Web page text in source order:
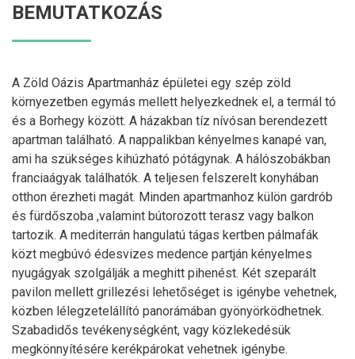
BEMUTATKOZÁS
A Zöld Oázis Apartmanház épületei egy szép zöld
környezetben egymás mellett helyezkednek el, a termál tó
és a Borhegy között. A házakban tíz nívósan berendezett
apartman található. A nappalikban kényelmes kanapé van,
ami ha szükséges kihúzható pótágynak. A hálószobákban
franciaágyak találhatók. A teljesen felszerelt konyhában
otthon érezheti magát. Minden apartmanhoz külön gardrób
és fürdőszoba ,valamint bútorozott terasz vagy balkon
tartozik. A mediterrán hangulatú tágas kertben pálmafák
közt megbúvó édesvizes medence partján kényelmes
nyugágyak szolgálják a meghitt pihenést. Két szeparált
pavilon mellett grillezési lehetőséget is igénybe vehetnek,
közben lélegzetelállító panorámában gyönyörködhetnek.
Szabadidős tevékenységként, vagy közlekedésük
megkönnyítésére kerékpárokat vehetnek igénybe.